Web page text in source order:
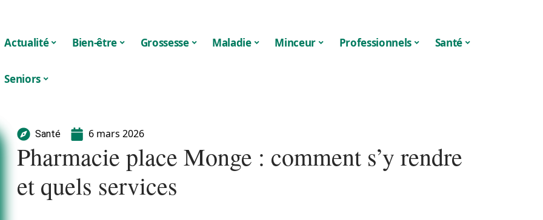
Actualité Bien-être Grossesse Maladie Minceur Professionnels Santé
Seniors
Santé 6 mars 2026
Pharmacie place Monge : comment s’y rendre
et quels services